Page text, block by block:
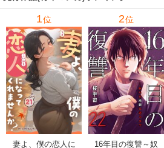
1位
妻よ、僕の恋人に
2位
16年目の復讐～奴